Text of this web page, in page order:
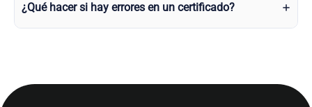
¿Qué hacer si hay errores en un certificado?